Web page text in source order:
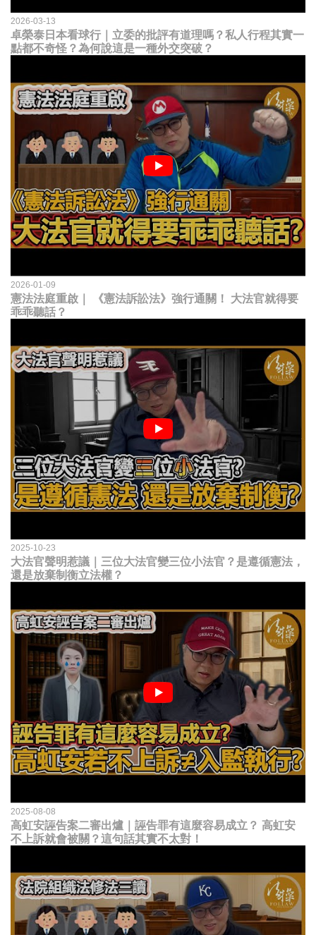
2026-03-13
卓榮泰日本看球行｜立委的批評有道理嗎？私人行程其實一
點都不奇怪？為何說這是一種外交突破？
2026-01-09
憲法法庭重啟｜ 《憲法訴訟法》強行通關！ 大法官就得要
乖乖聽話？
2025-10-23
大法官聲明惹議｜三位大法官變三位小法官？是遵循憲法，
還是放棄制衡立法權？
2025-08-08
高虹安誣告案二審出爐｜誣告罪有這麼容易成立？ 高虹安
不上訴就會被關？這句話其實不太對！